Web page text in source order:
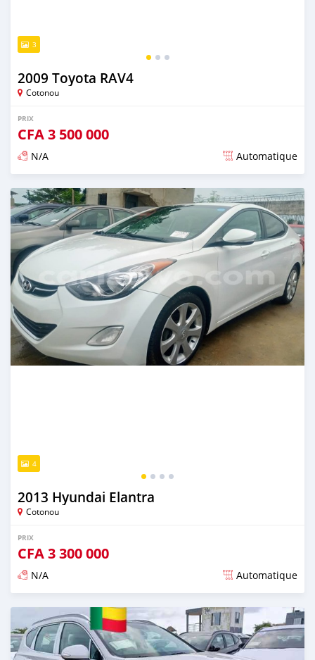
3
2009 Toyota RAV4
Cotonou
PRIX
CFA3 500 000
N/A Automatique
Publié il y a plus de 2 ans
4
2013 Hyundai Elantra
Cotonou
PRIX
CFA3 300 000
N/A Automatique
Publié il y a environ 3 ans